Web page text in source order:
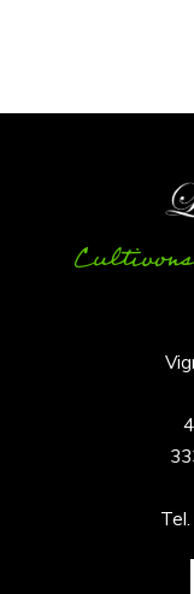
Tel.